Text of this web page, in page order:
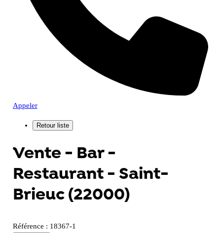
Appeler
Vente - Bar -
Restaurant - Saint-
Brieuc (22000)
Référence : 18367-1